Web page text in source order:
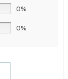
0%
0%